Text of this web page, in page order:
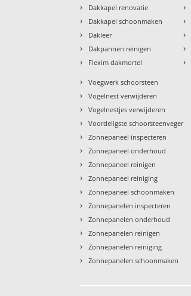
› Dakkapel renovatie
› Dakkapel schoonmaken
› Dakleer
› Dakpannen reinigen
› Flexim dakmortel
›
›
›
›
›
› Voegwerk schoorsteen
› Vogelnest verwijderen
› Vogelnestjes verwijderen
› Voordeligste schoorsteenveger
› Zonnepaneel inspecteren
› Zonnepaneel onderhoud
› Zonnepaneel reinigen
› Zonnepaneel reiniging
› Zonnepaneel schoonmaken
› Zonnepanelen inspecteren
› Zonnepanelen onderhoud
› Zonnepanelen reinigen
› Zonnepanelen reiniging
› Zonnepanelen schoonmaken